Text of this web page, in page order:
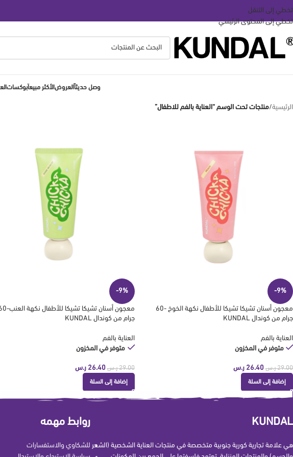
تخطي إلى التنقل
تخطي إلى المحتوى الرئيسي
وصل حديثاً العروض الأكثر مبيعاَبوكسات
الرئيسية/منتجات تحت الوسم “العناية بالفم للاطفال”
-9%
معجون أسنان تشيكا تشيكا للأطفال نكهة الخوخ -60
جرام من كوندال KUNDAL
العناية بالفم
متوفر في المخزون
29.00 ر.س 26.40 ر.س
إضافة إلى السلة
-9%
معجون أسنان تشيكا تشيكا للأطفال
جرام من كوندال KUNDAL
العناية بالفم
متوفر في المخزون
29.00 ر.س 26.40 ر.س
إضافة إلى السلة
KUNDAL
هي علامة تجارية كورية جنوبية متخصصة في منتجات العناية الشخصية (الشعر
روابط مهمه
للشكاوي والاستفسارات